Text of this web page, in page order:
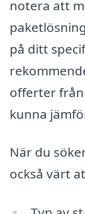
notera att
på ditt
offerter
kunna
När du
också värt